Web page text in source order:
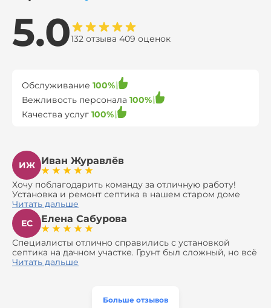
5.0132 отзыва 409 оценок
Обслуживание 100%
Вежливость персонала 100%
Качества услуг 100%
ИЖ Иван Журавлёв
Хочу поблагодарить команду за отличную работу!
Установка и ремонт септика в нашем старом доме
оказались сложной задачей, но ребята справились на
все 100%. Всё сделали аккуратно и профессионально.
Давали полезные рекомендации, не пытались
навязать ничего лишнего, помогли с выбором и
доставкой материалов, что позволило нам
сэкономить. Выполнили монтаж и демонтаж
оборудования, заменили трубы, обновили
эту компанию всем, кто ищет надёжных
Читать дальше
ЕС
Елена Сабурова
Специалисты отлично справились с установкой
септика на дачном участке. Грунт был сложный, но всё
сделали быстро и аккуратно. Помогли выбрать
Читать дальше
Больше отзывов